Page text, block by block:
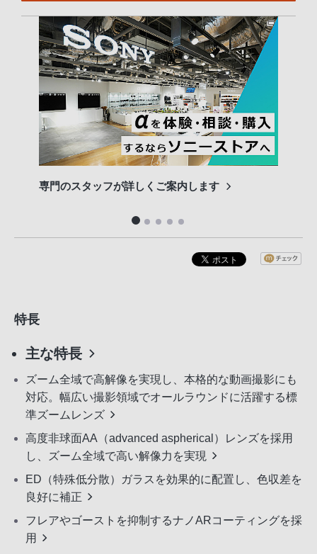
専門のスタッフが詳しくご案内します
特長
主な特長
ズーム全域で高解像を実現し、本格的な動画撮影にも
対応。幅広い撮影領域でオールラウンドに活躍する標
準ズームレンズ
高度非球面AA（advanced aspherical）レンズを採用
し、ズーム全域で高い解像力を実現
ED（特殊低分散）ガラスを効果的に配置し、色収差を
良好に補正
フレアやゴーストを抑制するナノARコーティングを採
用